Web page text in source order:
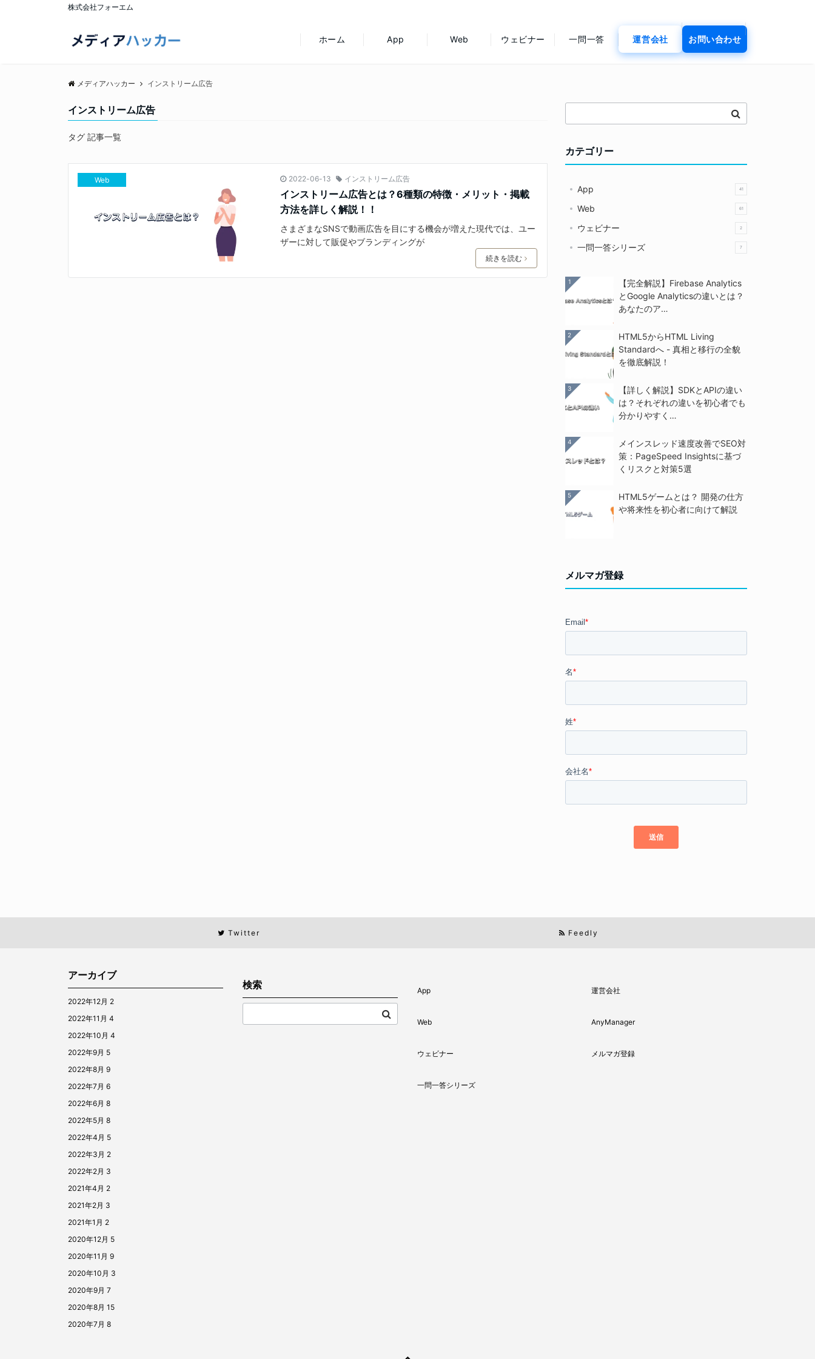
株式会社フォーエム
ホーム App Web ウェビナー 一問一答 運営会社 お問い合わせ
メディアハッカー インストリーム広告
インストリーム広告
タグ 記事一覧
Web 2022-06-13 インストリーム広告
インストリーム広告とは？6種類の特徴・メリット・掲載
方法を詳しく解説！！
さまざまなSNSで動画広告を目にする機会が増えた現代では、ユー
ザーに対して販促やブランディングが
続きを読む
カテゴリー
App 41
Web 61
ウェビナー 2
一問一答シリーズ 7
1
【完全解説】Firebase Analytics
とGoogle Analyticsの違いとは？
あなたのア…
2
HTML5からHTML Living
Standardへ - 真相と移行の全貌
を徹底解説！
3
【詳しく解説】SDKとAPIの違い
は？それぞれの違いを初心者でも
分かりやすく…
4
メインスレッド速度改善でSEO対
策：PageSpeed Insightsに基づ
くリスクと対策5選
5
HTML5ゲームとは？ 開発の仕方
や将来性を初心者に向けて解説
メルマガ登録
Twitter Feedly
アーカイブ
2022年12月 2
2022年11月 4
2022年10月 4
2022年9月 5
2022年8月 9
2022年7月 6
2022年6月 8
2022年5月 8
2022年4月 5
2022年3月 2
2022年2月 3
2021年4月 2
2021年2月 3
2021年1月 2
2020年12月 5
2020年11月 9
2020年10月 3
2020年9月 7
2020年8月 15
2020年7月 8
検索 App
Web
ウェビナー
一問一答シリーズ
運営会社
AnyManager
メルマガ登録